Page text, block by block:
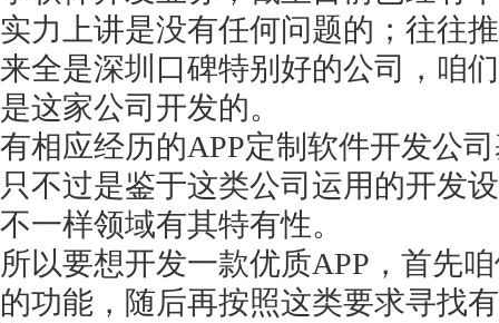
实力上讲是没有任何问题的；往往
来全是深圳口碑特别好的公司，咱
是这家公司开发的。
有相应经历的APP定制软件开发公
只不过是鉴于这类公司运用的开发
不一样领域有其特有性。
所以要想开发一款优质APP，首先
的功能，随后再按照这类要求寻找